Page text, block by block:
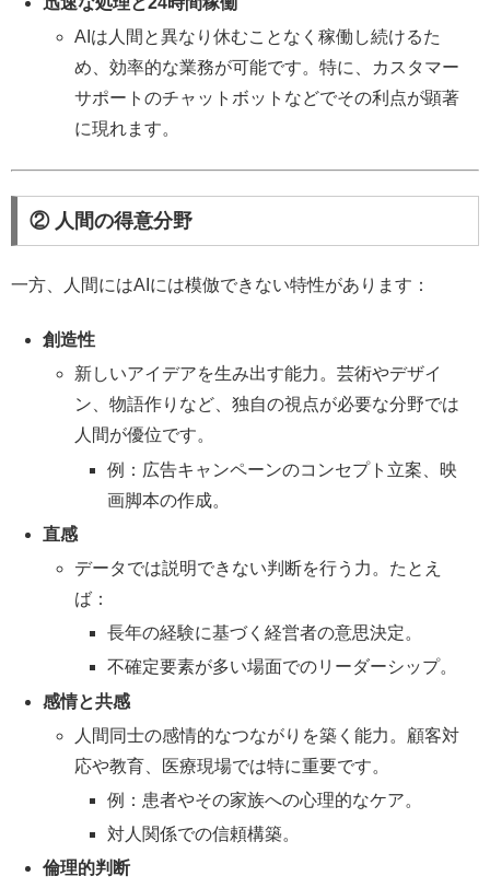
AIは人間と異なり休むことなく稼働し続けるた
め、効率的な業務が可能です。特に、カスタマー
サポートのチャットボットなどでその利点が顕著
に現れます。
② 人間の得意分野
一方、人間にはAIには模倣できない特性があります：
創造性
新しいアイデアを生み出す能力。芸術やデザイ
ン、物語作りなど、独自の視点が必要な分野では
人間が優位です。
例：広告キャンペーンのコンセプト立案、映
画脚本の作成。
直感
データでは説明できない判断を行う力。たとえ
ば：
長年の経験に基づく経営者の意思決定。
不確定要素が多い場面でのリーダーシップ。
感情と共感
人間同士の感情的なつながりを築く能力。顧客対
応や教育、医療現場では特に重要です。
例：患者やその家族への心理的なケア。
対人関係での信頼構築。
倫理的判断